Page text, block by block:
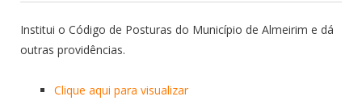
Institui o Código de Posturas do Município de Almeirim e dá
outras providências.
Clique aqui para visualizar